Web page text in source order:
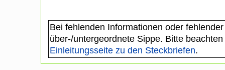
Bei fehlenden Informationen oder
über-/untergeordnete Sippe. Bitte
Einleitungsseite zu den Steckbriefen.